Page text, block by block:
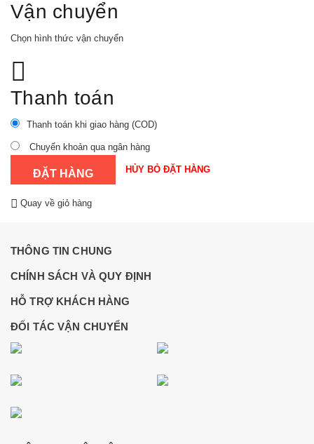
Vận chuyển
Chọn hình thức vận chuyển
Thanh toán
Thanh toán khi giao hàng (COD)
Chuyển khoản qua ngân hàng
HỦY BỎ ĐẶT HÀNG
Quay về giỏ hàng
THÔNG TIN CHUNG
CHÍNH SÁCH VÀ QUY ĐỊNH
HỖ TRỢ KHÁCH HÀNG
ĐỐI TÁC VẬN CHUYỂN